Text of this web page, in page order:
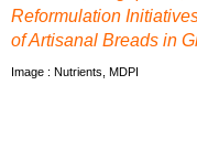
Reformulation
of Artisanal Breads in
Image : Nutrients, MDPI